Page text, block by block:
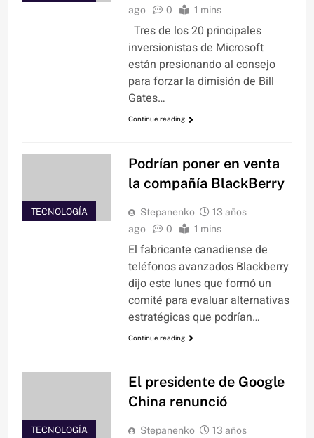
ago
0 1 mins
Tres de los 20 principales
inversionistas de Microsoft
están presionando al consejo
para forzar la dimisión de Bill
Gates…
Continue reading
TECNOLOGÍA
Podrían poner en venta
la compañía BlackBerry
Stepanenko
13 años
ago
0 1 mins
El fabricante canadiense de
teléfonos avanzados Blackberry
dijo este lunes que formó un
comité para evaluar alternativas
estratégicas que podrían…
Continue reading
TECNOLOGÍA
El presidente de Google
China renunció
Stepanenko
13 años